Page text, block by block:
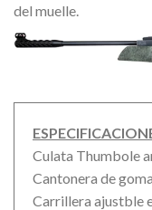
del muelle.
Culata Thumbole
Cantonera de goma.
Carrillera ajustble